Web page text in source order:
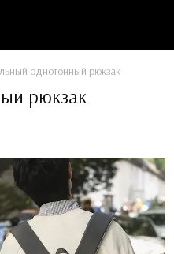
однотонный рюкзак
рюкзак